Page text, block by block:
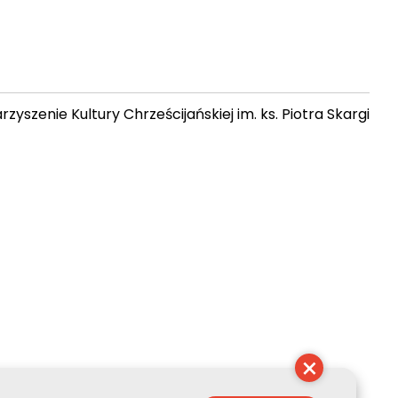
Kultury Chrześcijańskiej im. ks. Piotra Skargi
×